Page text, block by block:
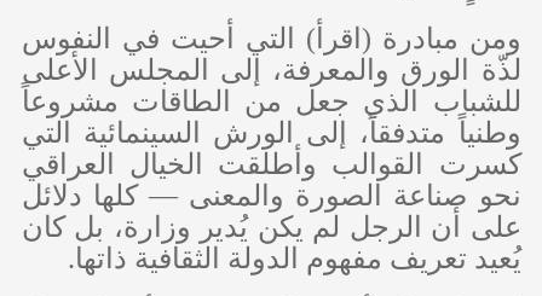
ومن مبادرة (اقرأ) التي أحيت في النفوس
لذّة الورق والمعرفة، إلى المجلس الأعلى
للشباب الذي جعل من الطاقات مشروعاً
وطنياً متدفقاً، إلى الورش السينمائية التي
كسرت القوالب وأطلقت الخيال العراقي
نحو صناعة الصورة والمعنى — كلها دلائل
على أن الرجل لم يكن يُدير وزارة، بل كان
يُعيد تعريف مفهوم الدولة الثقافية ذاتها.